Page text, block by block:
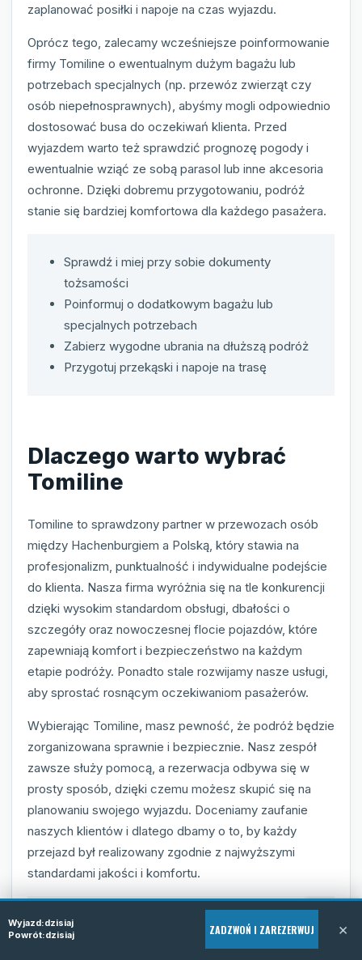
zaplanować posiłki i napoje na czas wyjazdu.
Oprócz tego, zalecamy wcześniejsze poinformowanie
firmy Tomiline o ewentualnym dużym bagażu lub
potrzebach specjalnych (np. przewóz zwierząt czy
osób niepełnosprawnych), abyśmy mogli odpowiednio
dostosować busa do oczekiwań klienta. Przed
wyjazdem warto też sprawdzić prognozę pogody i
ewentualnie wziąć ze sobą parasol lub inne akcesoria
ochronne. Dzięki dobremu przygotowaniu, podróż
stanie się bardziej komfortowa dla każdego pasażera.
Sprawdź i miej przy sobie dokumenty
tożsamości
Poinformuj o dodatkowym bagażu lub
specjalnych potrzebach
Zabierz wygodne ubrania na dłuższą podróż
Przygotuj przekąski i napoje na trasę
Dlaczego warto wybrać
Tomiline
Tomiline to sprawdzony partner w przewozach osób
między Hachenburgiem a Polską, który stawia na
profesjonalizm, punktualność i indywidualne podejście
do klienta. Nasza firma wyróżnia się na tle konkurencji
dzięki wysokim standardom obsługi, dbałości o
szczegóły oraz nowoczesnej flocie pojazdów, które
zapewniają komfort i bezpieczeństwo na każdym
etapie podróży. Ponadto stale rozwijamy nasze usługi,
aby sprostać rosnącym oczekiwaniom pasażerów.
Wybierając Tomiline, masz pewność, że podróż będzie
zorganizowana sprawnie i bezpiecznie. Nasz zespół
zawsze służy pomocą, a rezerwacja odbywa się w
prosty sposób, dzięki czemu możesz skupić się na
planowaniu swojego wyjazdu. Doceniamy zaufanie
naszych klientów i dlatego dbamy o to, by każdy
przejazd był realizowany zgodnie z najwyższymi
standardami jakości i komfortu.
Elastyczne terminy i trasy dopasowane do
klienta
Wyjazd:dzisiaj
Powrót:dzisiaj ZADZWOŃ I ZAREZERWUJ ×